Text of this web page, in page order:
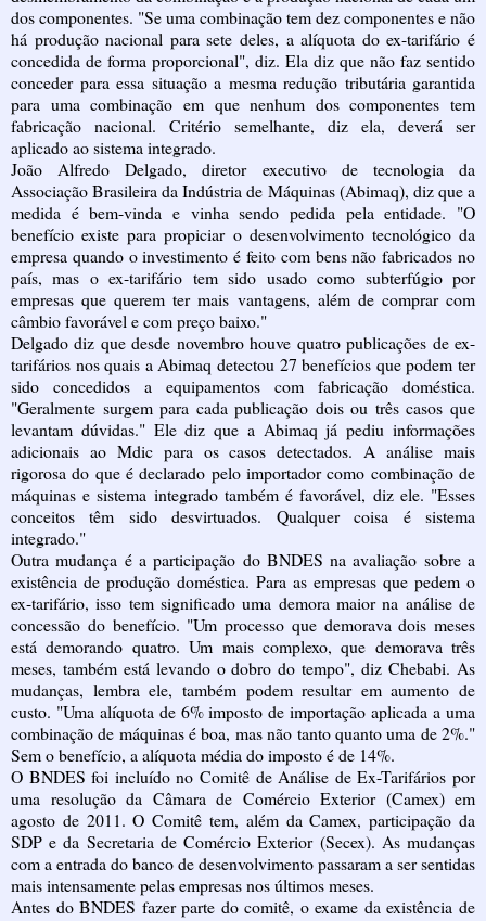
dos componentes. "Se uma combinação tem dez componentes e não
há produção nacional para sete deles, a alíquota do ex-tarifário é
concedida de forma proporcional", diz. Ela diz que não faz sentido
conceder para essa situação a mesma redução tributária garantida
para uma combinação em que nenhum dos componentes tem
fabricação nacional. Critério semelhante, diz ela, deverá ser
aplicado ao sistema integrado.
João Alfredo Delgado, diretor executivo de tecnologia da
Associação Brasileira da Indústria de Máquinas (Abimaq), diz que a
medida é bem-vinda e vinha sendo pedida pela entidade. "O
benefício existe para propiciar o desenvolvimento tecnológico da
empresa quando o investimento é feito com bens não fabricados no
país, mas o ex-tarifário tem sido usado como subterfúgio por
empresas que querem ter mais vantagens, além de comprar com
câmbio favorável e com preço baixo."
Delgado diz que desde novembro houve quatro publicações de ex-
tarifários nos quais a Abimaq detectou 27 benefícios que podem ter
sido concedidos a equipamentos com fabricação doméstica.
"Geralmente surgem para cada publicação dois ou três casos que
levantam dúvidas." Ele diz que a Abimaq já pediu informações
adicionais ao Mdic para os casos detectados. A análise mais
rigorosa do que é declarado pelo importador como combinação de
máquinas e sistema integrado também é favorável, diz ele. "Esses
conceitos têm sido desvirtuados. Qualquer coisa é sistema
integrado."
Outra mudança é a participação do BNDES na avaliação sobre a
existência de produção doméstica. Para as empresas que pedem o
ex-tarifário, isso tem significado uma demora maior na análise de
concessão do benefício. "Um processo que demorava dois meses
está demorando quatro. Um mais complexo, que demorava três
meses, também está levando o dobro do tempo", diz Chebabi. As
mudanças, lembra ele, também podem resultar em aumento de
custo. "Uma alíquota de 6% imposto de importação aplicada a uma
combinação de máquinas é boa, mas não tanto quanto uma de 2%."
Sem o benefício, a alíquota média do imposto é de 14%.
O BNDES foi incluído no Comitê de Análise de Ex-Tarifários por
uma resolução da Câmara de Comércio Exterior (Camex) em
agosto de 2011. O Comitê tem, além da Camex, participação da
SDP e da Secretaria de Comércio Exterior (Secex). As mudanças
com a entrada do banco de desenvolvimento passaram a ser sentidas
mais intensamente pelas empresas nos últimos meses.
Antes do BNDES fazer parte do comitê, o exame da existência de